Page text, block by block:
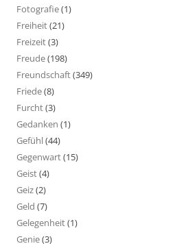
Fotografie(1)
Freiheit(21)
Freizeit(3)
Freude(198)
Freundschaft(349)
Friede(8)
Furcht(3)
Gedanken (1)
Gefühl(44)
Gegenwart(15)
Geist(4)
Geiz(2)
Geld (7)
Gelegenheit(1)
Genie(3)